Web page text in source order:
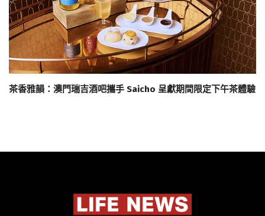
茶香雅韻：澳門瑞吉酒吧攜手 Saicho 呈獻期間限定下午茶體驗